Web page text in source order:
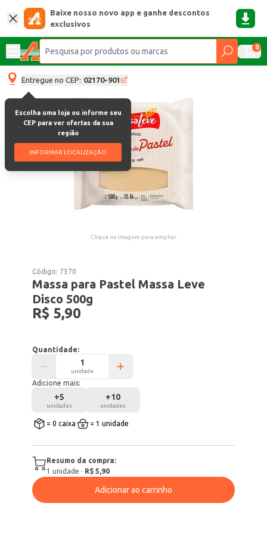
Baixe nosso novo app e ganhe descontos
exclusivos
0
Entregue no CEP: 02170-901
Escolha uma loja ou informe seu
CEP para ver ofertas da sua
região
INFORMAR LOCALIZAÇÃO
Clique na imagem para ampliar.
Código: 7370
Massa para Pastel Massa Leve
Disco 500g
R$ 5,90
Quantidade:
unidade
Adicione mais:
+5
unidades
+10
unidades
= 0 caixa = 1 unidade
Resumo da compra:
1 unidade · R$ 5,90
Adicionar ao carrinho